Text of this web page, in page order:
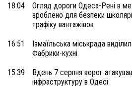
18:04
Огляд дороги Одеса-Рені в
зроблено для безпеки
трафіку вантажівок
16:51
Ізмаїльська міськрада
Фабрики-кухні
15:39
Вдень 7 серпня ворог
інфраструктуру в Одесі